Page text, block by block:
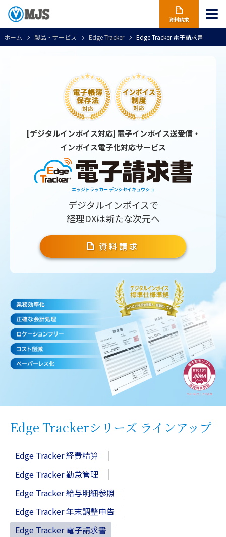
資料請求
ホーム 製品・サービス Edge Tracker Edge Tracker 電子請求書
[デジタルインボイス対応] 電子インボイス送受信・
インボイス電子化対応サービス
エッジトラッカー デンシセイキュウショ
デジタルインボイスで
経理DXは新たな次元へ
資料請求
Edge Trackerシリーズ ラインアップ
Edge Tracker 経費精算
Edge Tracker 勤怠管理
Edge Tracker 給与明細参照
Edge Tracker 年末調整申告
Edge Tracker 電子請求書